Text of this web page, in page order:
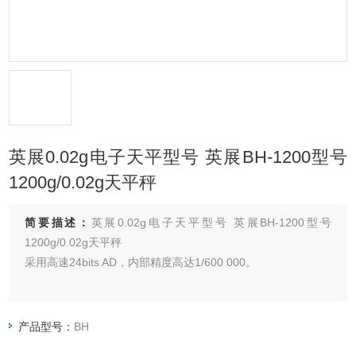
英展0.02g电子天平型号 英展BH-1200型号
1200g/0.02g天平秤
简要描述： 英展0.02g电子天平型号 英展BH-1200型号
1200g/0.02g天平秤
采用高速24bits AD，内部精度高达1/600 000。
产品型号： BH